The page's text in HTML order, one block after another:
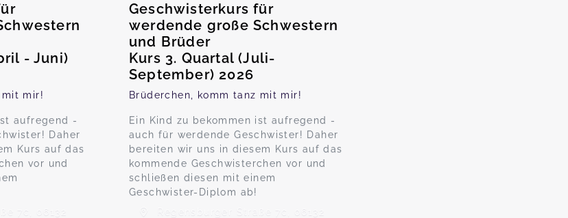
- Juni)
mit mir!
aufregend -
Daher
Kurs auf das
vor und
7c, 06132
Geschwisterkurs für
werdende große Schwestern
und Brüder
Kurs 3. Quartal (Juli-
September) 2026
Brüderchen, komm tanz mit mir!
Ein Kind zu bekommen ist aufregend -
auch für werdende Geschwister! Daher
bereiten wir uns in diesem Kurs auf das
kommende Geschwisterchen vor und
schließen diesen mit einem
Geschwister-Diplom ab!
Regensburger Straße 7c, 06132